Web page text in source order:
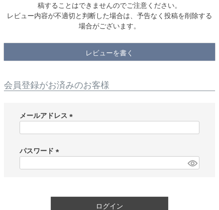
稿することはできませんのでご注意ください。
レビュー内容が不適切と判断した場合は、予告なく投稿を削除する
場合がございます。
レビューを書く
会員登録がお済みのお客様
メールアドレス
)
パスワード
ログイン